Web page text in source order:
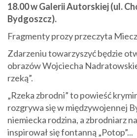
18.00 w Galerii Autorskiej (ul.
Bydgoszcz).
Fragmenty prozy przeczyta
Zdarzeniu towarzyszyć będzie
obrazów Wojciecha
rzeką”.
„Rzeka zbrodni” to powieść
rozgrywa się w międzywojennej
niemiecka rodzina, a zbrodniarz
inspirował się fontanną „Potop”...